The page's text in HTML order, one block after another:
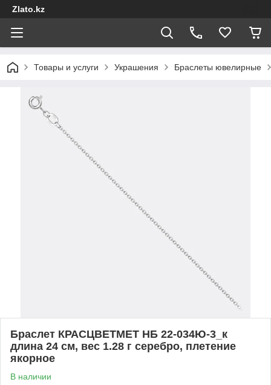
Zlato.kz
Товары и услуги Украшения Браслеты ювелирные
Браслет КРАСЦВЕТМЕТ НБ 22-034Ю-3_к
длина 24 см, вес 1.28 г серебро, плетение
якорное
В наличии